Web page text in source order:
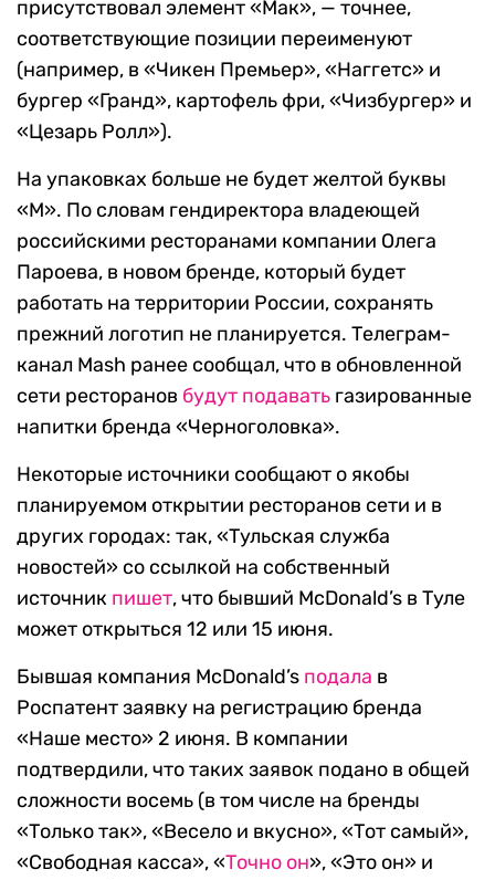
присутствовал элемент «Мак», — точнее,
соответствующие позиции переименуют
(например, в «Чикен Премьер», «Наггетс» и
бургер «Гранд», картофель фри, «Чизбургер» и
«Цезарь Ролл»).
На упаковках больше не будет желтой буквы
«М». По словам гендиректора владеющей
российскими ресторанами компании Олега
Пароева, в новом бренде, который будет
работать на территории России, сохранять
прежний логотип не планируется. Телеграм-
канал Mash ранее сообщал, что в обновленной
сети ресторанов будут подавать газированные
напитки бренда «Черноголовка».
Некоторые источники сообщают о якобы
планируемом открытии ресторанов сети и в
других городах: так, «Тульская служба
новостей» со ссылкой на собственный
источник пишет, что бывший McDonald’s в Туле
может открыться 12 или 15 июня.
Бывшая компания McDonald’s подала в
Роспатент заявку на регистрацию бренда
«Наше место» 2 июня. В компании
подтвердили, что таких заявок подано в общей
сложности восемь (в том числе на бренды
«Только так», «Весело и вкусно», «Тот самый»,
«Свободная касса», «Точно он», «Это он» и